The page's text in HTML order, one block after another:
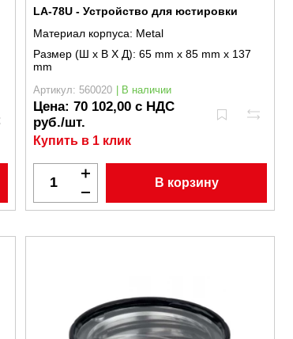
LA-78U - Устройство для юстировки
Материал корпуса: Metal
Размер (Ш x В X Д):65 mm x 85 mm x 137
mm
Артикул: 560020 | В наличии
Цена: 70 102,00 с НДС
руб./шт.
Купить в 1 клик
В корзину